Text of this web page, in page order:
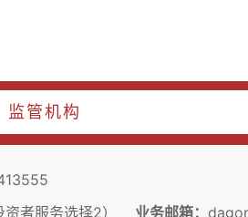
监管机构
者服务选择2） 业务邮箱：